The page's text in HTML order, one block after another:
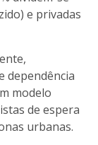
e privadas
dependência
modelo
de espera
urbanas.